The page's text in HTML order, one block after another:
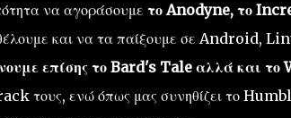
να αγοράσουμε το Anodyne, το
και να τα παίξουμε σε Android,
επίσης το Bard's Tale αλλά και
τους, ενώ όπως μας συνηθίζει το